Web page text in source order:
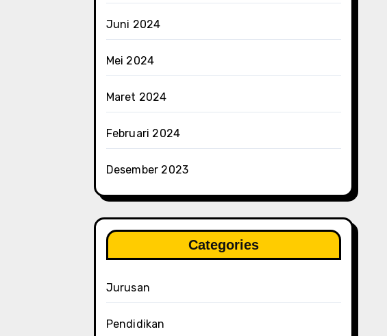
Juni 2024
Mei 2024
Maret 2024
Februari 2024
Desember 2023
Categories
Jurusan
Pendidikan